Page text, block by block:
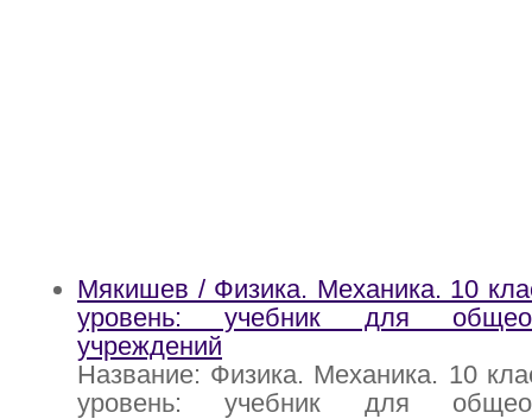
Мякишев / Физика. Механика. 10
уровень: учебник для
учреждений
Название: Физика. Механика. 10
уровень: учебник для